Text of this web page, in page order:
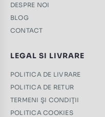
DESPRE NOI
BLOG
CONTACT
LEGAL SI LIVRARE
POLITICA DE LIVRARE
POLITICA DE RETUR
TERMENI ŞI CONDIŢII
POLITICA COOKIES